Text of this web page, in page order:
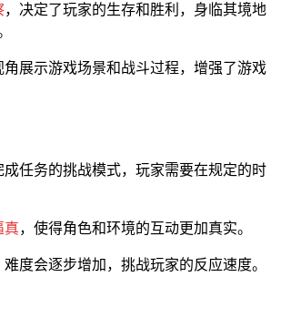
，决定了玩家的生存和胜利，身临其境地
展示游戏场景和战斗过程，增强了游戏
成任务的挑战模式，玩家需要在规定的时
真，使得角色和环境的互动更加真实。
度会逐步增加，挑战玩家的反应速度。